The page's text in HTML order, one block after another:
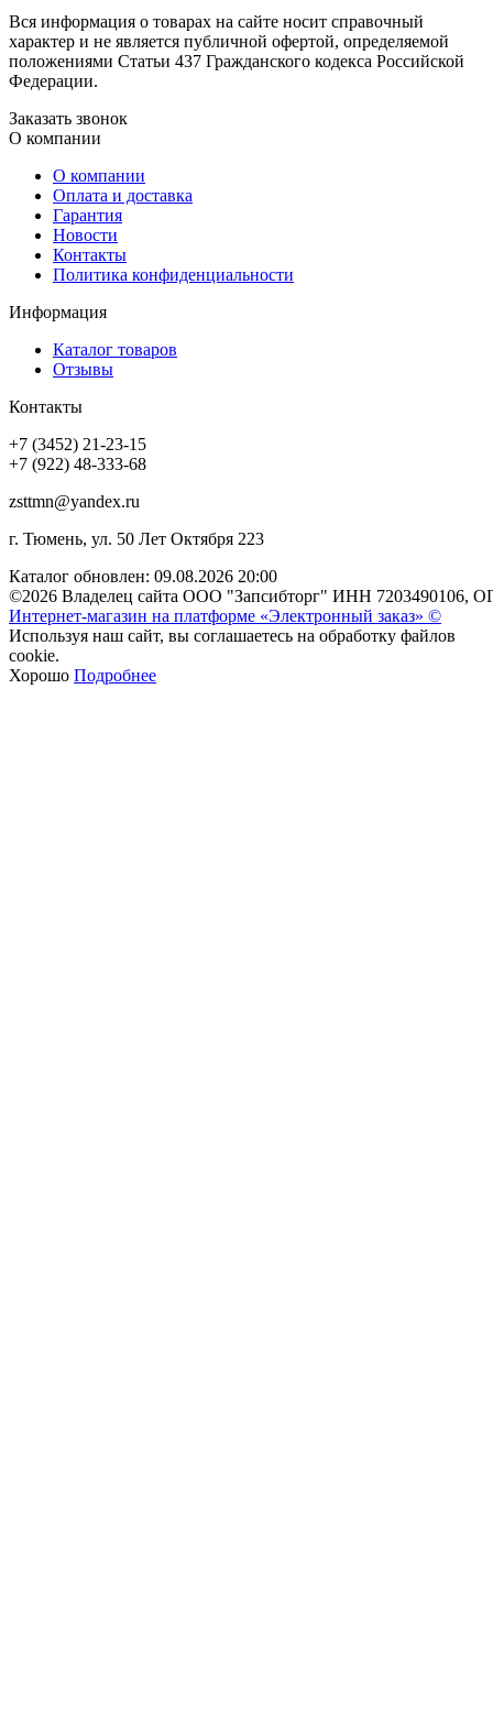
Вся информация о товарах на сайте носит справочный
характер и не является публичной офертой, определяемой
положениями Статьи 437 Гражданского кодекса Российской
Федерации.
Заказать звонок
О компании
О компании
Оплата и доставка
Гарантия
Новости
Контакты
Политика конфиденциальности
Информация
Каталог товаров
Отзывы
Контакты
+7 (3452) 21-23-15
+7 (922) 48-333-68
zsttmn@yandex.ru
г. Тюмень, ул. 50 Лет Октября 223
Каталог обновлен: 09.08.2026 20:00
©2026 Владелец сайта ООО "Запсибторг" ИНН 7203490106,
Интернет-магазин на платформе «Электронный заказ» ©
Используя наш сайт, вы соглашаетесь на обработку файлов
cookie.
Хорошо Подробнее